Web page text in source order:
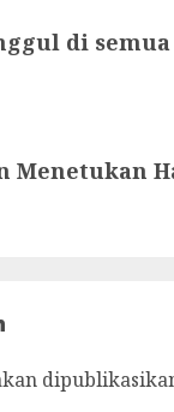
di
Menetukan